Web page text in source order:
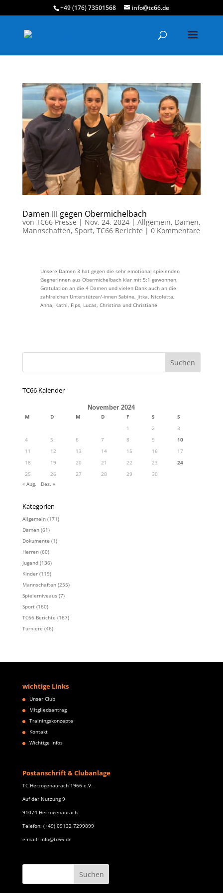
+49 (176) 73501568 info@tc66.de
Damen III gegen Obermichelbach
von TC66 Presse | Nov. 24, 2024| Allgemein, Damen,
Mannschaften, Sport, TC66 Berichte | 0 Kommentare
Unsere Damen 3 hat gegen die sehr emotional spielenden
Gegnerinnen aus Obermichelbach klar mit 5:1 gewonnen.
Gratulation an die 4 Damen und vielen Dank auch an die
zahlreichen Unterstützer/-innen Sabine, Jitka, Nicoletta,
Anna, Kathi, Fips, Lucas, Christina und Christiane
TC66 Kalender
November 2024
M D M D F S
S
1
2
3
4
5 6 7 8 9
10
11
12 13 14 15 16
17
18
19 20 21 22 23
24
25
26 27 28 29
30
« Aug.
Dez. »
Kategorien
Allgemein(171)
Damen(61)
Dokumente (1)
Herren(60)
Jugend(136)
Kinder(119)
Mannschaften(255)
Spielerniveaus(7)
Sport(160)
TC66 Berichte (167)
Turniere (46)
wichtige Links
Unser Club
Mitgliedsantrag
Trainingskonzepte
Kontakt
Wichtige Infos
Postanschrift & Clubanlage
TC Herzogenaurach 1966 e.V.
Auf der Nutzung 9
91074 Herzogenaurach
Telefon: (+49) 09132 7299899
e-mail: info@tc66.de